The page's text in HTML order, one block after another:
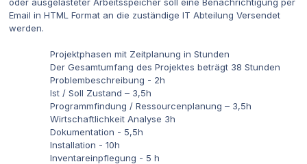
Email in HTML Format an die zuständige IT Abteilung Versendet
werden.
Projektphasen mit Zeitplanung in Stunden
Der Gesamtumfang des Projektes beträgt 38 Stunden
Problembeschreibung - 2h
Ist / Soll Zustand – 3,5h
Programmfindung / Ressourcenplanung – 3,5h
Wirtschaftlichkeit Analyse 3h
Dokumentation - 5,5h
Installation - 10h
Inventareinpflegung - 5 h